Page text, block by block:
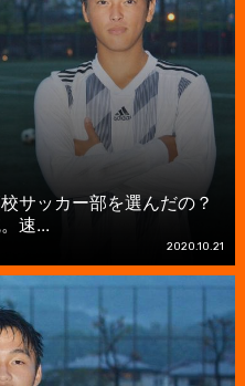
サッカー部を選んだの？
速...
2020.10.21